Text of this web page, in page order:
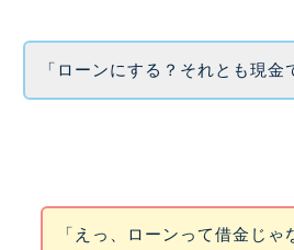
「ローンにする？それとも現金
「えっ、ローンって借金じゃ